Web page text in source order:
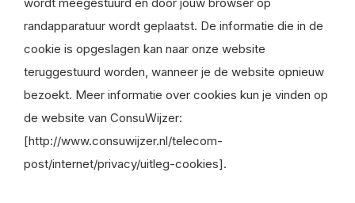
randapparatuur wordt geplaatst. De informatie die in de
cookie is opgeslagen kan naar onze website
teruggestuurd worden, wanneer je de website opnieuw
bezoekt. Meer informatie over cookies kun je vinden op
de website van ConsuWijzer:
[http://www.consuwijzer.nl/telecom-
post/internet/privacy/uitleg-cookies].